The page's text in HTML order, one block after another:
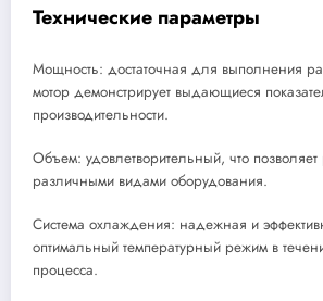
Технические параметры
Мощность: достаточная для выполнения
мотор демонстрирует выдающиеся
производительности.
Объем: удовлетворительный, что позволяет
различными видами оборудования.
Система охлаждения: надежная и
оптимальный температурный режим в
процесса.